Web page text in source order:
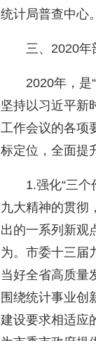
统计局普查中心。
三、2020年
2020年，是“
坚持以习近平新
工作会议的各项
标定位，全面提
1.强化“三个作
九大精神的贯彻
出的一系列新观
为。市委十三届
当好全省高质量
围绕统计事业创
建设要求相适应